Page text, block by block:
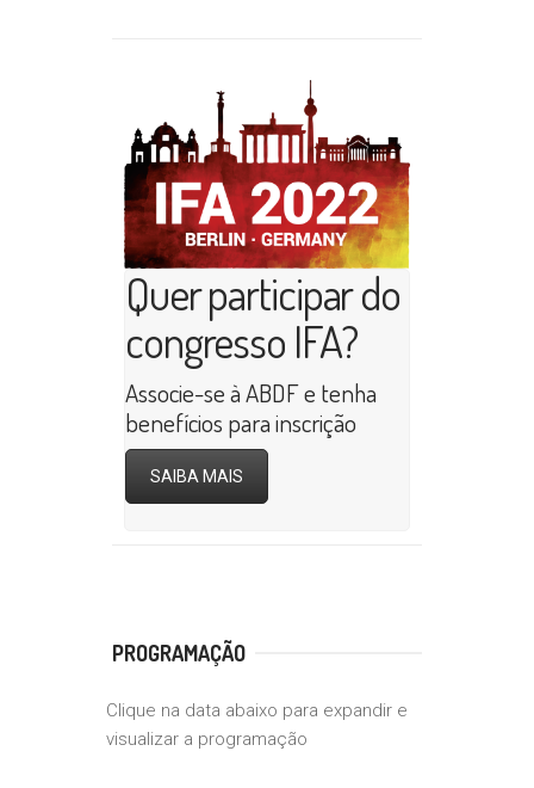
Quer participar do
congresso IFA?
Associe-se à ABDF e tenha
benefícios para inscrição
SAIBA MAIS
PROGRAMAÇÃO
Clique na data abaixo para expandir e
visualizar a programação